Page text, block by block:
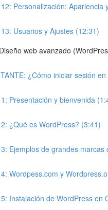
Personalización: Apariencia
Usuarios y Ajustes (12:31)
web avanzado
¿Cómo iniciar sesión
Presentación y bienvenida
¿Qué es WordPress? (3:41)
Ejemplos de grandes
Wordpess.com y
Instalación de WordPress en